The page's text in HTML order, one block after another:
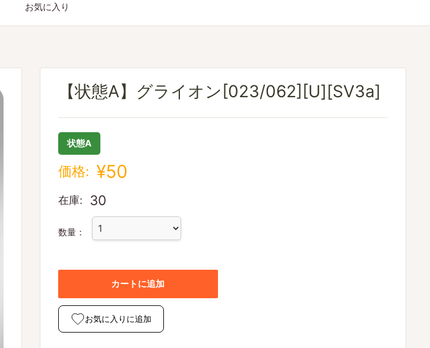
お気に入り
【状態A】グライオン[023/062][U][SV3a]
状態A
価格: ¥50
在庫: 30
数量：
カートに追加
お気に入りに追加